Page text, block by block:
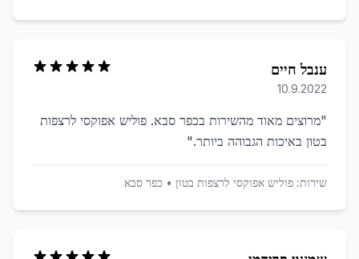
ענבל חיים
10.9.2022
"מרוצים מאוד מהשירות בכפר סבא. פוליש אפוקסי לרצפות
בטון באיכות הגבוהה ביותר."
שירות: פוליש אפוקסי לרצפות בטון • כפר סבא